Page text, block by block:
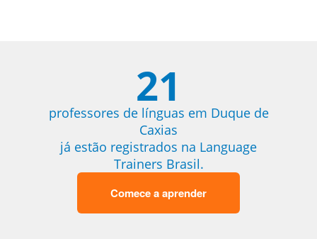
21
professores de línguas em Duque de
Caxias
já estão registrados na Language
Trainers Brasil.
Comece a aprender